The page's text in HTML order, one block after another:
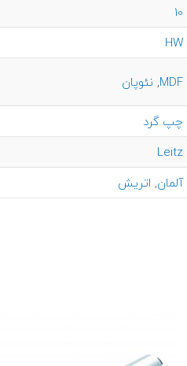
10
HW
MDF
, نئوپان
چپ گرد
Leitz
آلمان, اتریش